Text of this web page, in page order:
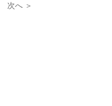
次へ ＞